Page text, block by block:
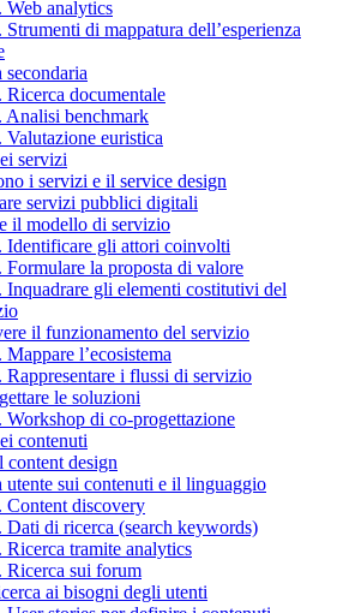
Web analytics
Strumenti di mappatura dell’esperienza
Ricerca documentale
Analisi benchmark
Valutazione euristica
servizi
i servizi e il service design
servizi pubblici digitali
il modello di servizio
Identificare gli attori coinvolti
Formulare la proposta di valore
Inquadrare gli elementi costitutivi del
il funzionamento del servizio
Mappare l’ecosistema
Rappresentare i flussi di servizio
le soluzioni
Workshop di co-progettazione
contenuti
content design
utente sui contenuti e il linguaggio
Content discovery
Dati di ricerca (search keywords)
Ricerca tramite analytics
Ricerca sui forum
ai bisogni degli utenti